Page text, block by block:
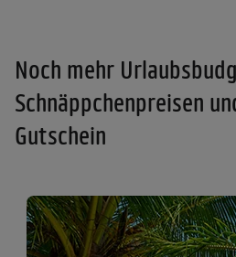
Noch mehr
Schnäppchenpreisen
Gutschein